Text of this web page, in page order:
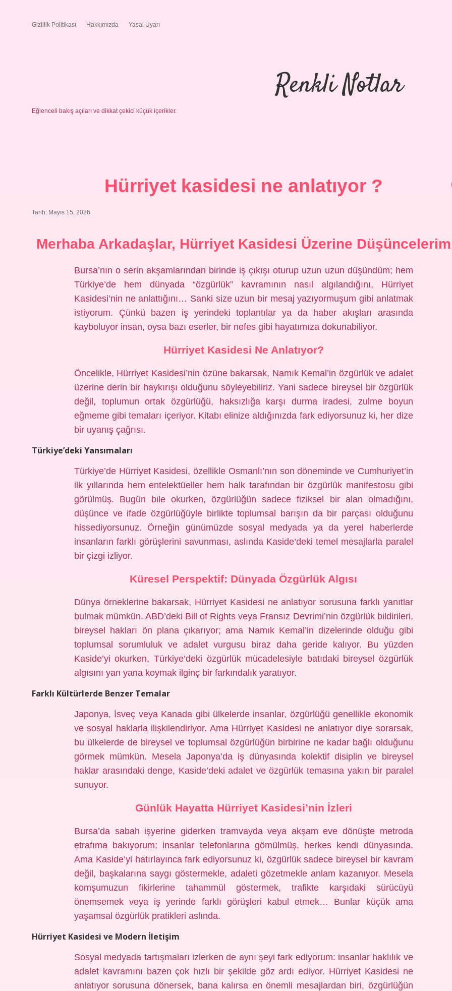
Gizlilik Politikası Hakkımızda Yasal Uyarı
Renkli Notlar
Eğlenceli bakış açıları ve dikkat çekici küçük içerikler.
Hürriyet kasidesi ne anlatıyor ?
Tarih: Mayıs 15, 2026
Merhaba Arkadaşlar, Hürriyet Kasidesi Üzerine Düşüncelerim
Bursa’nın o serin akşamlarından birinde iş çıkışı oturup uzun uzun düşündüm; hem
Türkiye’de hem dünyada “özgürlük” kavramının nasıl algılandığını, Hürriyet
Kasidesi’nin ne anlattığını… Sanki size uzun bir mesaj yazıyormuşum gibi anlatmak
istiyorum. Çünkü bazen iş yerindeki toplantılar ya da haber akışları arasında
kayboluyor insan, oysa bazı eserler, bir nefes gibi hayatımıza dokunabiliyor.
Hürriyet Kasidesi Ne Anlatıyor?
Öncelikle, Hürriyet Kasidesi’nin özüne bakarsak, Namık Kemal’in özgürlük ve adalet
üzerine derin bir haykırışı olduğunu söyleyebiliriz. Yani sadece bireysel bir özgürlük
değil, toplumun ortak özgürlüğü, haksızlığa karşı durma iradesi, zulme boyun
eğmeme gibi temaları içeriyor. Kitabı elinize aldığınızda fark ediyorsunuz ki, her dize
bir uyanış çağrısı.
Türkiye’deki Yansımaları
Türkiye’de Hürriyet Kasidesi, özellikle Osmanlı’nın son döneminde ve Cumhuriyet’in
ilk yıllarında hem entelektüeller hem halk tarafından bir özgürlük manifestosu gibi
görülmüş. Bugün bile okurken, özgürlüğün sadece fiziksel bir alan olmadığını,
düşünce ve ifade özgürlüğüyle birlikte toplumsal barışın da bir parçası olduğunu
hissediyorsunuz. Örneğin günümüzde sosyal medyada ya da yerel haberlerde
insanların farklı görüşlerini savunması, aslında Kaside’deki temel mesajlarla paralel
bir çizgi izliyor.
Küresel Perspektif: Dünyada Özgürlük Algısı
Dünya örneklerine bakarsak, Hürriyet Kasidesi ne anlatıyor sorusuna farklı yanıtlar
bulmak mümkün. ABD’deki Bill of Rights veya Fransız Devrimi’nin özgürlük bildirileri,
bireysel hakları ön plana çıkarıyor; ama Namık Kemal’in dizelerinde olduğu gibi
toplumsal sorumluluk ve adalet vurgusu biraz daha geride kalıyor. Bu yüzden
Kaside’yi okurken, Türkiye’deki özgürlük mücadelesiyle batıdaki bireysel özgürlük
algısını yan yana koymak ilginç bir farkındalık yaratıyor.
Farklı Kültürlerde Benzer Temalar
Japonya, İsveç veya Kanada gibi ülkelerde insanlar, özgürlüğü genellikle ekonomik
ve sosyal haklarla ilişkilendiriyor. Ama Hürriyet Kasidesi ne anlatıyor diye sorarsak,
bu ülkelerde de bireysel ve toplumsal özgürlüğün birbirine ne kadar bağlı olduğunu
görmek mümkün. Mesela Japonya’da iş dünyasında kolektif disiplin ve bireysel
haklar arasındaki denge, Kaside’deki adalet ve özgürlük temasına yakın bir paralel
sunuyor.
Günlük Hayatta Hürriyet Kasidesi’nin İzleri
Bursa’da sabah işyerine giderken tramvayda veya akşam eve dönüşte metroda
etrafıma bakıyorum; insanlar telefonlarına gömülmüş, herkes kendi dünyasında.
Ama Kaside’yi hatırlayınca fark ediyorsunuz ki, özgürlük sadece bireysel bir kavram
değil, başkalarına saygı göstermekle, adaleti gözetmekle anlam kazanıyor. Mesela
komşumuzun fikirlerine tahammül göstermek, trafikte karşıdaki sürücüyü
önemsemek veya iş yerinde farklı görüşleri kabul etmek… Bunlar küçük ama
yaşamsal özgürlük pratikleri aslında.
Hürriyet Kasidesi ve Modern İletişim
Sosyal medyada tartışmaları izlerken de aynı şeyi fark ediyorum: insanlar haklılık ve
adalet kavramını bazen çok hızlı bir şekilde göz ardı ediyor. Hürriyet Kasidesi ne
anlatıyor sorusuna dönersek, bana kalırsa en önemli mesajlardan biri, özgürlüğün